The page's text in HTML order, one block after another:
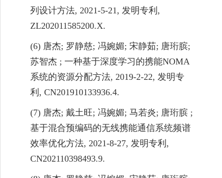
列设计方法, 2021-5-21, 发明专利 ,
ZL202011585200.X.
(6) 唐杰; 罗静慈; 冯婉媚; 宋静茹; 唐珩膑;
苏智杰 ; 一种基于深度学习的携能NOMA
系统的资源分配方法, 2019-2-22, 发明专
利 , CN201910133936.4.
(7) 唐杰; 戴土旺; 冯婉媚; 马若炎; 唐珩膑 ;
基于混合预编码的无线携能通信系统频谱
效率优化方法, 2021-8-27, 发明专利 ,
CN202110398493.9.